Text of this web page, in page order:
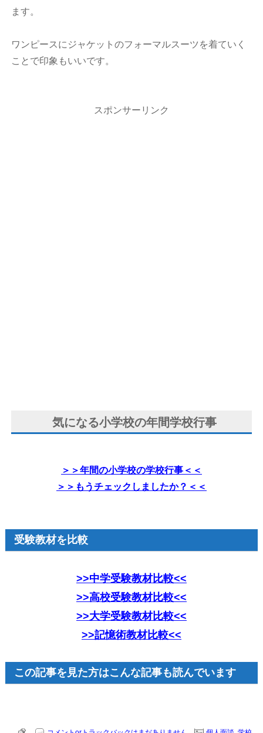
ます。
ワンピースにジャケットのフォーマルスーツを着ていく
ことで印象もいいです。
スポンサーリンク
気になる小学校の年間学校行事
＞＞年間の小学校の学校行事＜＜
＞＞もうチェックしましたか？＜＜
受験教材を比較
>>中学受験教材比較<<
>>高校受験教材比較<<
>>大学受験教材比較<<
>>記憶術教材比較<<
この記事を見た方はこんな記事も読んでいます